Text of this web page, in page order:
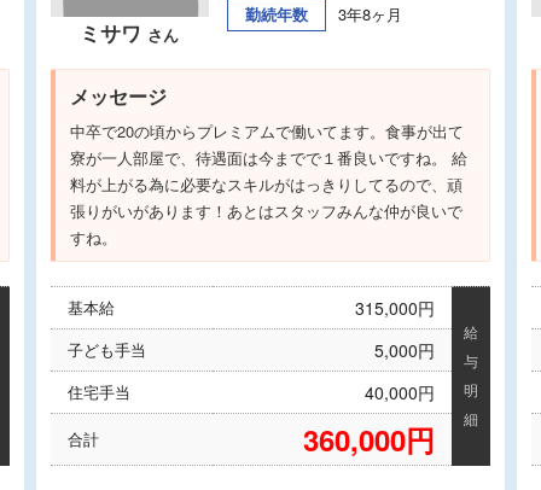
ミサワ さん
勤続年数
3年8ヶ月
メッセージ
中卒で20の頃からプレミアムで働いてます。食事が出て
寮が一人部屋で、待遇面は今までで１番良いですね。 給
料が上がる為に必要なスキルがはっきりしてるので、頑
張りがいがあります！あとはスタッフみんな仲が良いで
すね。
基本給 315,000円
給
与
明
細
子ども手当 5,000円
住宅手当 40,000円
合計 360,000円